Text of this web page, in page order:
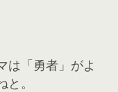
は「勇者」がよ
。